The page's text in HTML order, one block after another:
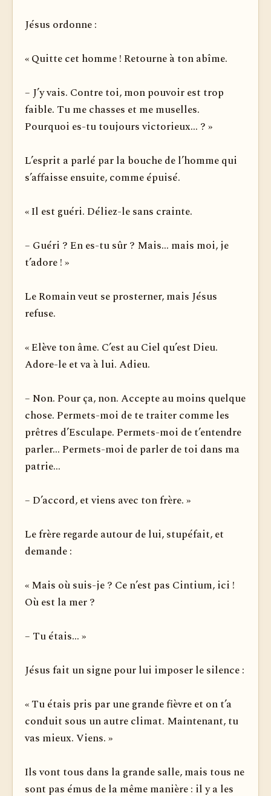
Jésus ordonne :
« Quitte cet homme ! Retourne à ton abîme.
– J’y vais. Contre toi, mon pouvoir est trop
faible. Tu me chasses et me muselles.
Pourquoi es-tu toujours victorieux... ? »
L’esprit a parlé par la bouche de l’homme qui
s’affaisse ensuite, comme épuisé.
« Il est guéri. Déliez-le sans crainte.
– Guéri ? En es-tu sûr ? Mais... mais moi, je
t’adore ! »
Le Romain veut se prosterner, mais Jésus
refuse.
« Elève ton âme. C’est au Ciel qu’est Dieu.
Adore-le et va à lui. Adieu.
– Non. Pour ça, non. Accepte au moins quelque
chose. Permets-moi de te traiter comme les
prêtres d’Esculape. Permets-moi de t’entendre
parler... Permets-moi de parler de toi dans ma
patrie...
– D’accord, et viens avec ton frère. »
Le frère regarde autour de lui, stupéfait, et
demande :
« Mais où suis-je ? Ce n’est pas Cintium, ici !
Où est la mer ?
– Tu étais... »
Jésus fait un signe pour lui imposer le silence :
« Tu étais pris par une grande fièvre et on t’a
conduit sous un autre climat. Maintenant, tu
vas mieux. Viens. »
Ils vont tous dans la grande salle, mais tous ne
sont pas émus de la même manière : il y a les